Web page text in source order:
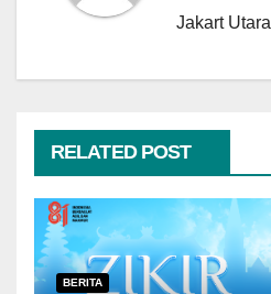
Jakart Utara
RELATED POST
BERITA